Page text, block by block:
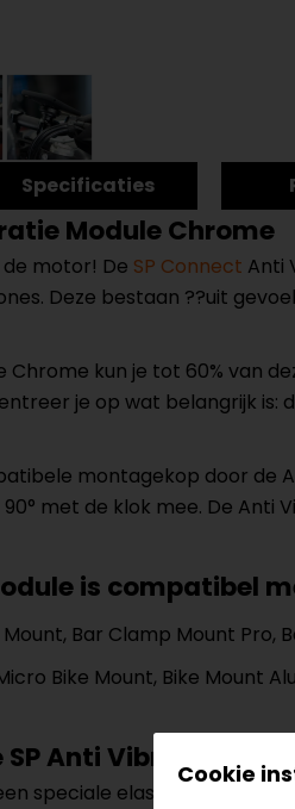
Specificaties
Module Chrome
motor! De SP Connect Anti
Deze bestaan ??uit
Chrome kun je tot 60% van
je op wat belangrijk is:
montagekop door de
met de klok mee. De Anti
is compatibel
Bar Clamp Mount Pro,
Bike Mount, Bike
Anti Vibratie
speciale elastomeer inlay
Cookie